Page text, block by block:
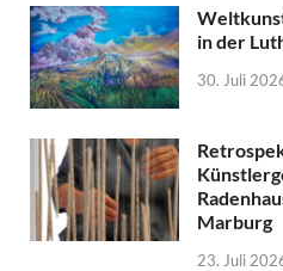
in der
30. Juli
Marburg
23. Juli